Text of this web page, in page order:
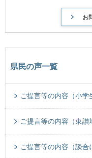
県民の声一覧
ご提言等の内容（小学
ご提言等の内容（東讃
ご提言等の内容（談合